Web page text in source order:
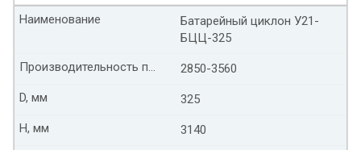
Батарейный циклон У21-
БЦЦ-325
Наименование
2850-3560
Производительность по воздуху м3/ч
325
D, мм
3140
Н, мм